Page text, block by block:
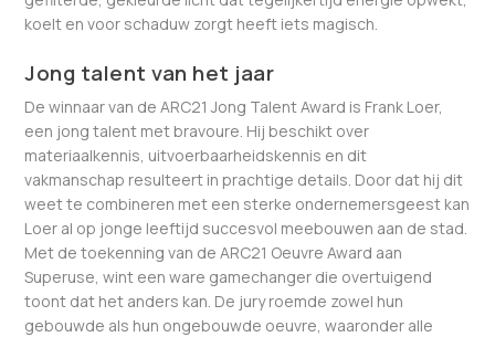
koelt en voor schaduw zorgt heeft iets magisch.
Jong talent van het jaar
De winnaar van de ARC21 Jong Talent Award is Frank Loer,
een jong talent met bravoure. Hij beschikt over
materiaalkennis, uitvoerbaarheidskennis en dit
vakmanschap resulteert in prachtige details. Door dat hij dit
weet te combineren met een sterke ondernemersgeest kan
Loer al op jonge leeftijd succesvol meebouwen aan de stad.
Met de toekenning van de ARC21 Oeuvre Award aan
Superuse, wint een ware gamechanger die overtuigend
toont dat het anders kan. De jury roemde zowel hun
gebouwde als hun ongebouwde oeuvre, waaronder alle